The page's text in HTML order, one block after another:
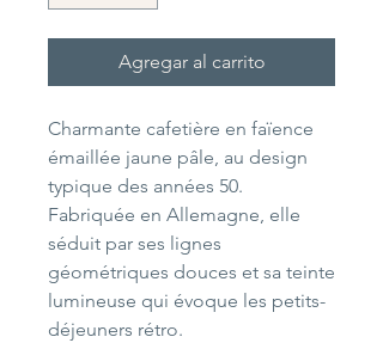
Agregar al carrito
Charmante cafetière en faïence
émaillée jaune pâle, au design
typique des années 50.
Fabriquée en Allemagne, elle
séduit par ses lignes
géométriques douces et sa teinte
lumineuse qui évoque les petits-
déjeuners rétro.